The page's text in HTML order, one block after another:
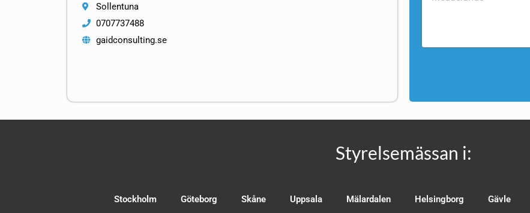
Sollentuna
0707737488
gaidconsulting.se
Styrelsemässan i:
Stockholm Göteborg Skåne Uppsala Mälardalen Helsingborg Gävle